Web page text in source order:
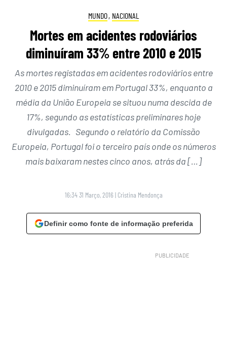
MUNDO, NACIONAL
Mortes em acidentes rodoviários
diminuíram 33% entre 2010 e 2015
As mortes registadas em acidentes rodoviários entre
2010 e 2015 diminuíram em Portugal 33%, enquanto a
média da União Europeia se situou numa descida de
17%, segundo as estatísticas preliminares hoje
divulgadas. Segundo o relatório da Comissão
Europeia, Portugal foi o terceiro país onde os números
mais baixaram nestes cinco anos, atrás da […]
16:34 31 Março, 2016 | Cristina Mendonça
Definir como fonte de informação preferida